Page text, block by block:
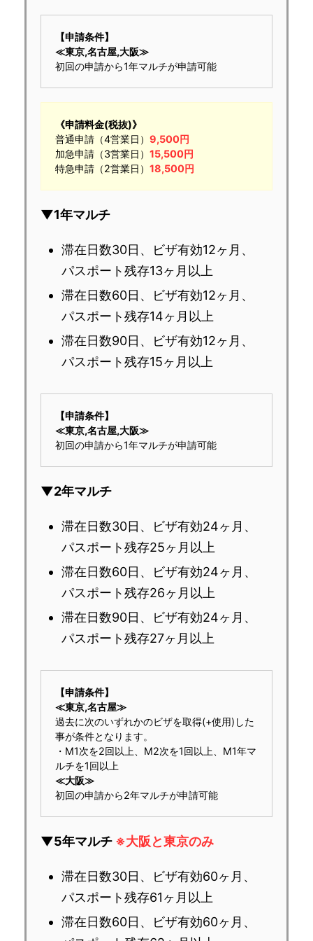
【申請条件】
≪東京,名古屋,大阪≫
初回の申請から1年マルチが申請可能
《申請料金(税抜)》
普通申請（4営業日） 9,500円
加急申請（3営業日） 15,500円
特急申請（2営業日） 18,500円
▼1年マルチ
滞在日数30日、ビザ有効12ヶ月、
パスポート残存13ヶ月以上
滞在日数60日、ビザ有効12ヶ月、
パスポート残存14ヶ月以上
滞在日数90日、ビザ有効12ヶ月、
パスポート残存15ヶ月以上
【申請条件】
≪東京,名古屋,大阪≫
初回の申請から1年マルチが申請可能
▼2年マルチ
滞在日数30日、ビザ有効24ヶ月、
パスポート残存25ヶ月以上
滞在日数60日、ビザ有効24ヶ月、
パスポート残存26ヶ月以上
滞在日数90日、ビザ有効24ヶ月、
パスポート残存27ヶ月以上
【申請条件】
≪東京,名古屋≫
過去に次のいずれかのビザを取得(+使用)した
事が条件となります。
・M1次を2回以上、M2次を1回以上、M1年マ
ルチを1回以上
≪大阪≫
初回の申請から2年マルチが申請可能
▼5年マルチ ※大阪と東京のみ
滞在日数30日、ビザ有効60ヶ月、
パスポート残存61ヶ月以上
滞在日数60日、ビザ有効60ヶ月、